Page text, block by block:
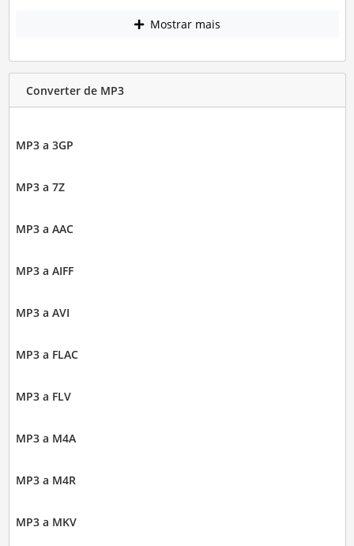
Mostrar mais
Converter de MP3
MP3 a 3GP
MP3 a 7Z
MP3 a AAC
MP3 a AIFF
MP3 a AVI
MP3 a FLAC
MP3 a FLV
MP3 a M4A
MP3 a M4R
MP3 a MKV